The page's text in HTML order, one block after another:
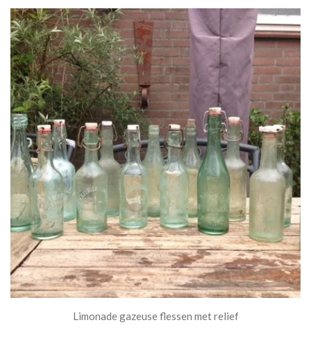
Limonade gazeuse flessen met relief